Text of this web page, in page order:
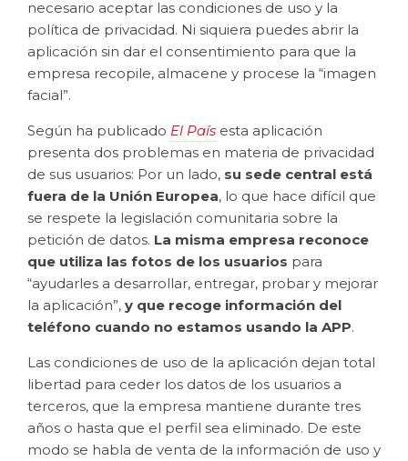
necesario aceptar las condiciones de uso y la
política de privacidad. Ni siquiera puedes abrir la
aplicación sin dar el consentimiento para que la
empresa recopile, almacene y procese la “imagen
facial”.
Según ha publicado El País esta aplicación
presenta dos problemas en materia de privacidad
de sus usuarios: Por un lado, su sede central está
fuera de la Unión Europea, lo que hace difícil que
se respete la legislación comunitaria sobre la
petición de datos. La misma empresa reconoce
que utiliza las fotos de los usuarios para
“ayudarles a desarrollar, entregar, probar y mejorar
la aplicación”, y que recoge información del
teléfono cuando no estamos usando la APP.
Las condiciones de uso de la aplicación dejan total
libertad para ceder los datos de los usuarios a
terceros, que la empresa mantiene durante tres
años o hasta que el perfil sea eliminado. De este
modo se habla de venta de la información de uso y